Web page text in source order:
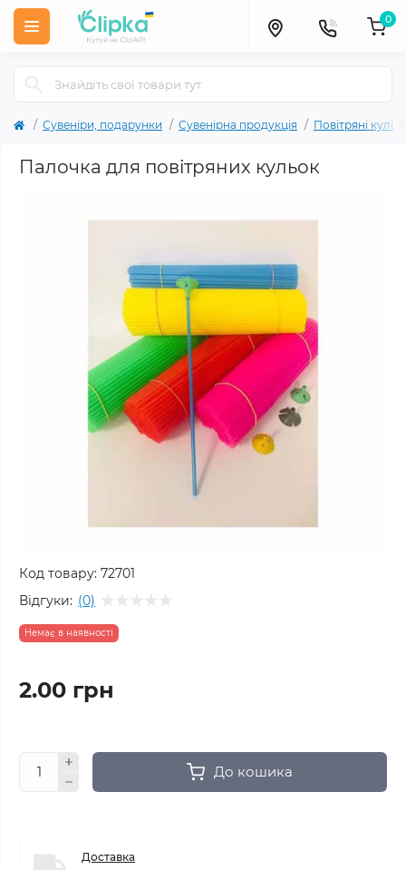
0
Сувеніри, подарунки Сувенірна продукція Повітряні кулі
Палочка для повітряних кульок
Код товару: 72701
Відгуки: (0)
Немає в наявності
2.00 грн
До кошика
Доставка